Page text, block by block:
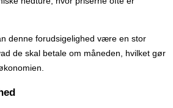
denne forudsigelighed være en stor
de skal betale om måneden, hvilket gør